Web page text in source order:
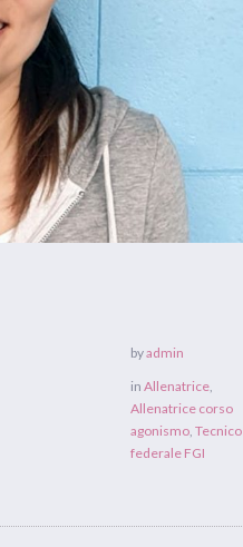
byadmin
inAllenatrice
Allenatrice corso
agonismo ,Tecnico
federale FGI